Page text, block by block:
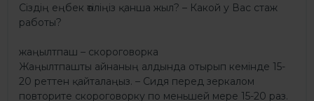
Сіздің еңбек өтіліңіз қанша жыл? – Какой у Вас стаж
работы?
жаңылтпаш – скороговорка
Жаңылтпашты айнаның алдында отырып кемінде 15-
20 реттен қайталаңыз. – Сидя перед зеркалом
повторите скороговорку по меньшей мере 15-20 раз.